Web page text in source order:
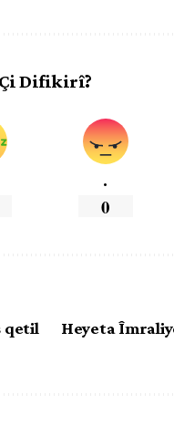
Çi Difikirî?
.
0
qetil
Heyeta